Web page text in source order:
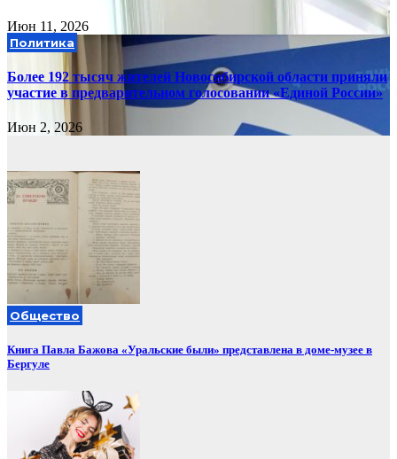
Июн 11, 2026
Политика
Более 192 тысяч жителей Новосибирской области приняли
участие в предварительном голосовании «Единой России»
Июн 2, 2026
Общество
Книга Павла Бажова «Уральские были» представлена в доме-музее в
Бергуле